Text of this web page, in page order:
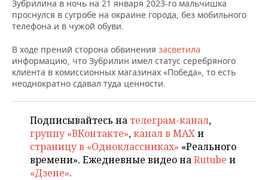
Зубрилина в ночь на 21 января 2023-го мальчишка
проснулся в сугробе на окраине города, без мобильного
телефона и в чужой обуви.
В ходе прений сторона обвинения засветила
информацию, что Зубрилин имел статус серебряного
клиента в комиссионных магазинах «Победа», то есть
неоднократно сдавал туда ценности.
Подписывайтесь на телеграм-канал,
группу «ВКонтакте»,канал в MAXи
страницу в «Одноклассниках» «Реального
времени». Ежедневные видео наRutube и
«Дзене».